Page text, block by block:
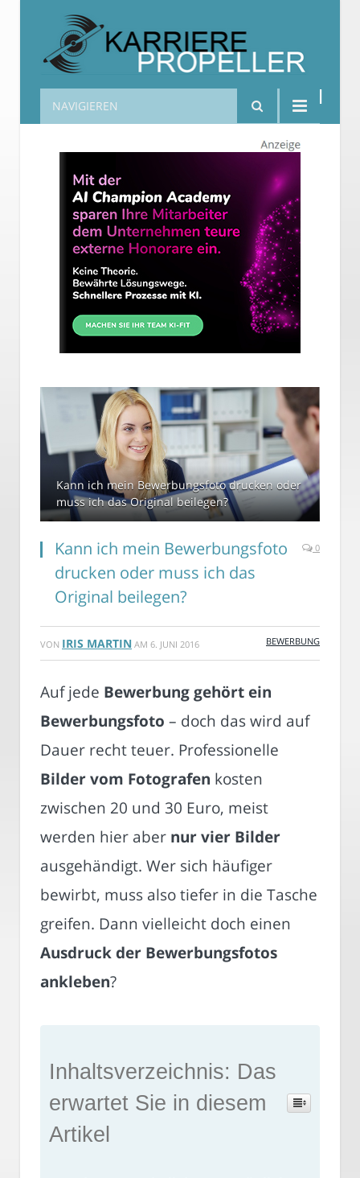
Karrierepropeller
NAVIGIEREN
Kann ich mein Bewerbungsfoto drucken oder
muss ich das Original beilegen?
Kann ich mein Bewerbungsfoto
drucken oder muss ich das
Original beilegen?
0
VON IRIS MARTIN AM 6. JUNI 2016 BEWERBUNG
Auf jede Bewerbung gehört ein
Bewerbungsfoto – doch das wird auf
Dauer recht teuer. Professionelle
Bilder vom Fotografen kosten
zwischen 20 und 30 Euro, meist
werden hier aber nur vier Bilder
ausgehändigt. Wer sich häufiger
bewirbt, muss also tiefer in die Tasche
greifen. Dann vielleicht doch einen
Ausdruck der Bewerbungsfotos
ankleben?
Inhaltsverzeichnis: Das
erwartet Sie in diesem
Artikel